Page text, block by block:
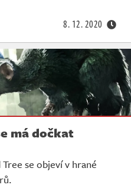
8. 12. 2020
má dočkat
se objeví v hrané